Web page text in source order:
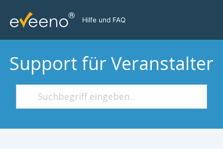
Inhalt
springen
Hilfe und FAQ
Support für Veranstalter